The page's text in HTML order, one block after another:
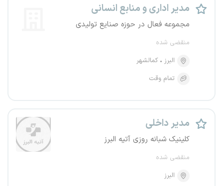
مدیر اداری و منابع انسانی
مجموعه فعال در حوزه صنایع تولیدی
منقضی شده
البرز
کمالشهر
تمام وقت
مدیر داخلی
کلینیک شبانه روزی آتیه البرز
منقضی شده
البرز